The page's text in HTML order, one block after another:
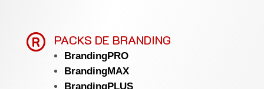
 PACKS DE BRANDING
BrandingPRO
BrandingMAX
BrandingPLUS